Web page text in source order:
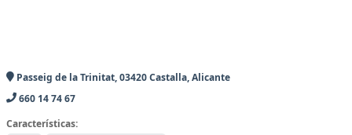
Passeig de la Trinitat, 03420 Castalla, Alicante
660 14 74 67
Características: